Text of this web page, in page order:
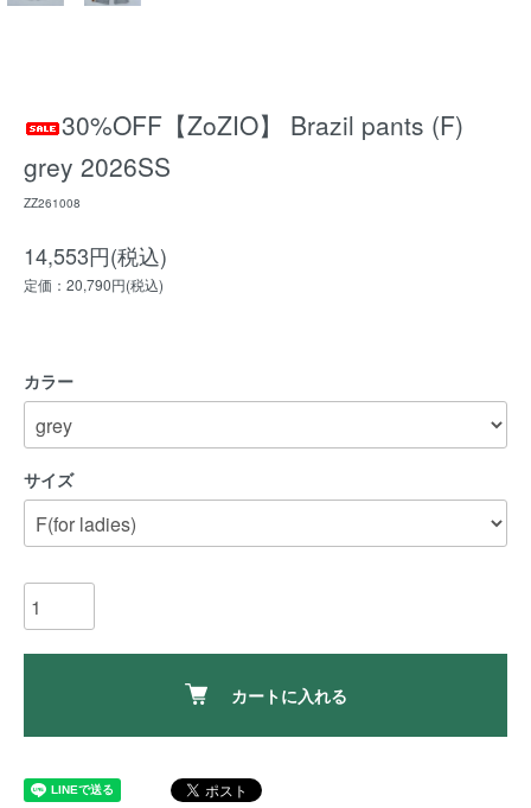
30%OFF【ZoZIO】 Brazil pants (F)
grey 2026SS
ZZ261008
14,553円(税込)
定価：20,790円(税込)
カラー
サイズ
カートに入れる